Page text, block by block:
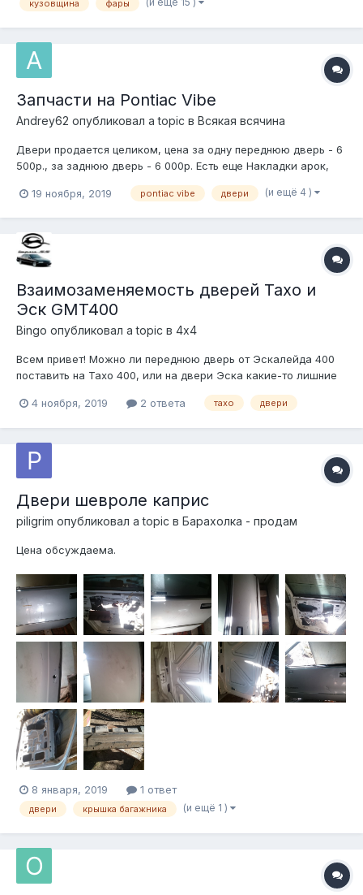
велюровой вставкой. Вотсап на номере +77753377708,
кузовщина фары
Запчасти на Pontiac Vibe
Andrey62 опубликовал a topic в Всякая всячина
Двери продается целиком, цена за одну переднюю дверь - 6
500р., за заднюю дверь - 6 000р. Есть еще Накладки арок,
(левый, правый) Подходят на Toyota Matrix. Телефон: 8-903-
19 ноября, 2019 pontiac vibe двери (и ещё 4 )
Взаимозаменяемость дверей Тахо и
Эск GMT400
Bingo опубликовал a topic в 4х4
Всем привет! Можно ли переднюю дверь от Эскалейда 400
поставить на Тахо 400, или на двери Эска какие-то лишние
4 ноября, 2019
2 ответа тахо двери
Двери шевроле каприс
piligrim опубликовал a topic в Барахолка - продам
Цена обсуждаема.
8 января, 2019 1 ответ
двери крышка багажника (и ещё 1 )